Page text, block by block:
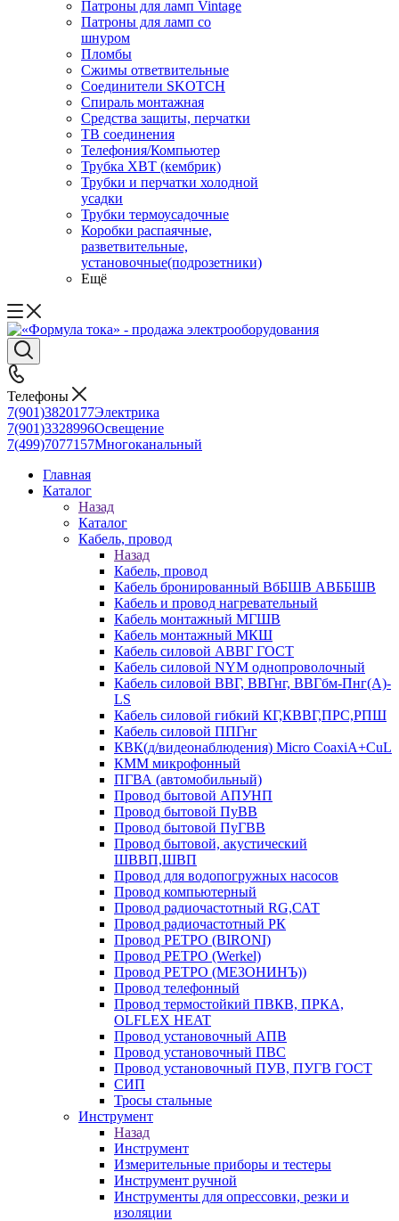
Патроны для ламп Vintage
Патроны для ламп со
шнуром
Пломбы
Сжимы ответвительные
Соединители SKOTCH
Спираль монтажная
Средства защиты, перчатки
ТВ соединения
Телефония/Компьютер
Трубка ХВТ (кембрик)
Трубки и перчатки холодной
усадки
Трубки термоусадочные
Коробки распаячные,
разветвительные,
установочные(подрозетники)
Ещё
Телефоны
7(901)3820177Электрика
7(901)3328996Освещение
7(499)7077157Многоканальный
Главная
Каталог
Назад
Каталог
Кабель, провод
Назад
Кабель, провод
Кабель бронированный ВбБШВ АВББШВ
Кабель и провод нагревательный
Кабель монтажный МГШВ
Кабель монтажный МКШ
Кабель силовой АВВГ ГОСТ
Кабель силовой NYM однопроволочный
Кабель силовой ВВГ, ВВГнг, ВВГбм-Пнг(А)-
LS
Кабель силовой гибкий КГ,КВВГ,ПРС,РПШ
Кабель силовой ППГнг
КВК(д/видеонаблюдения) Micro CoaxiA+CuL
КММ микрофонный
ПГВА (автомобильный)
Провод бытовой АПУНП
Провод бытовой ПуВВ
Провод бытовой ПуГВВ
Провод бытовой, акустический
ШВВП,ШВП
Провод для водопогружных насосов
Провод компьютерный
Провод радиочастотный RG,САТ
Провод радиочастотный РК
Провод РЕТРО (BIRONI)
Провод РЕТРО (Werkel)
Провод РЕТРО (МЕЗОНИНЪ))
Провод телефонный
Провод термостойкий ПВКВ, ПРКА,
OLFLEX HEAT
Провод установочный АПВ
Провод установочный ПВС
Провод установочный ПУВ, ПУГВ ГОСТ
СИП
Тросы стальные
Инструмент
Назад
Инструмент
Измерительные приборы и тестеры
Инструмент ручной
Инструменты для опрессовки, резки и
изоляции